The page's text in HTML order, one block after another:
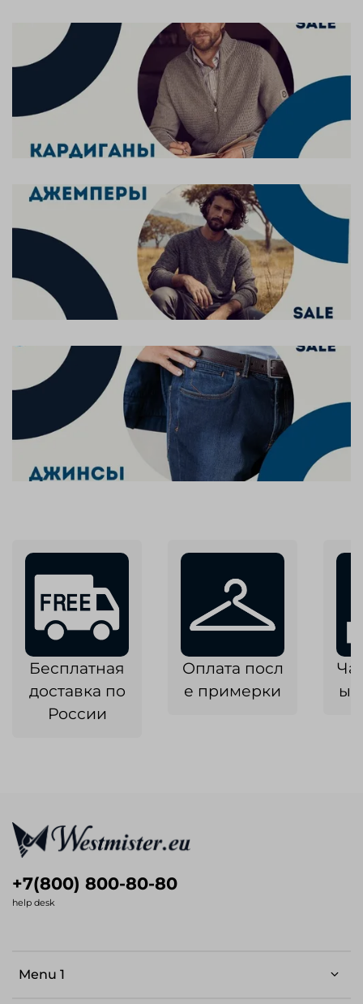
Бесплатная
доставка по
России
Оплата посл
е примерки
Menu 1
+7(800) 800-80-80
help desk